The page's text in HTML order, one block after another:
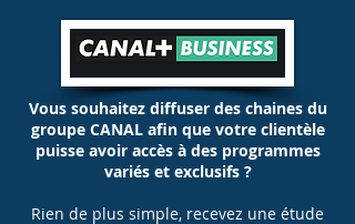
Vous souhaitez diffuser des chaines du
groupe CANAL afin que votre clientèle
puisse avoir accès à des programmes
variés et exclusifs ?
Rien de plus simple, recevez une étude